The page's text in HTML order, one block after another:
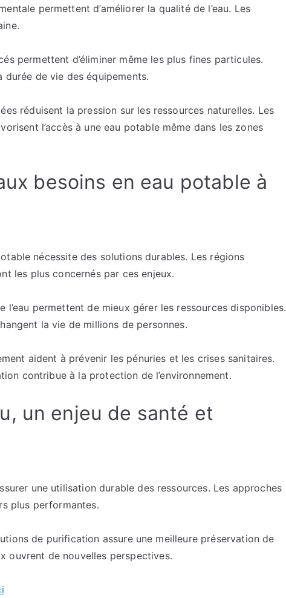
permettent d’améliorer la qualité de l’eau. Les
permettent d’éliminer même les plus fines particules.
durée de vie des équipements.
réduisent la pression sur les ressources naturelles. Les
l’accès à une eau potable même dans les zones
besoins en eau potable à
nécessite des solutions durables. Les régions
les plus concernés par ces enjeux.
permettent de mieux gérer les ressources disponibles.
la vie de millions de personnes.
aident à prévenir les pénuries et les crises sanitaires.
contribue à la protection de l’environnement.
un enjeu de santé et
une utilisation durable des ressources. Les approches
plus performantes.
de purification assure une meilleure préservation de
ouvrent de nouvelles perspectives.